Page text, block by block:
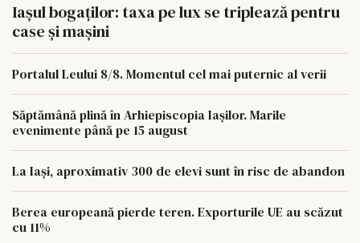
Iașul bogaților: taxa pe lux se triplează pentru
case și mașini
Portalul Leului 8/8. Momentul cel mai puternic al verii
Săptămână plină în Arhiepiscopia Iașilor. Marile
evenimente până pe 15 august
La Iași, aproximativ 300 de elevi sunt în risc de abandon
Berea europeană pierde teren. Exporturile UE au scăzut
cu 11%